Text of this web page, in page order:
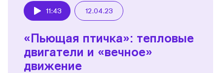
11:43 12.04.23
«Пьющая птичка»: тепловые
двигатели и «вечное»
движение